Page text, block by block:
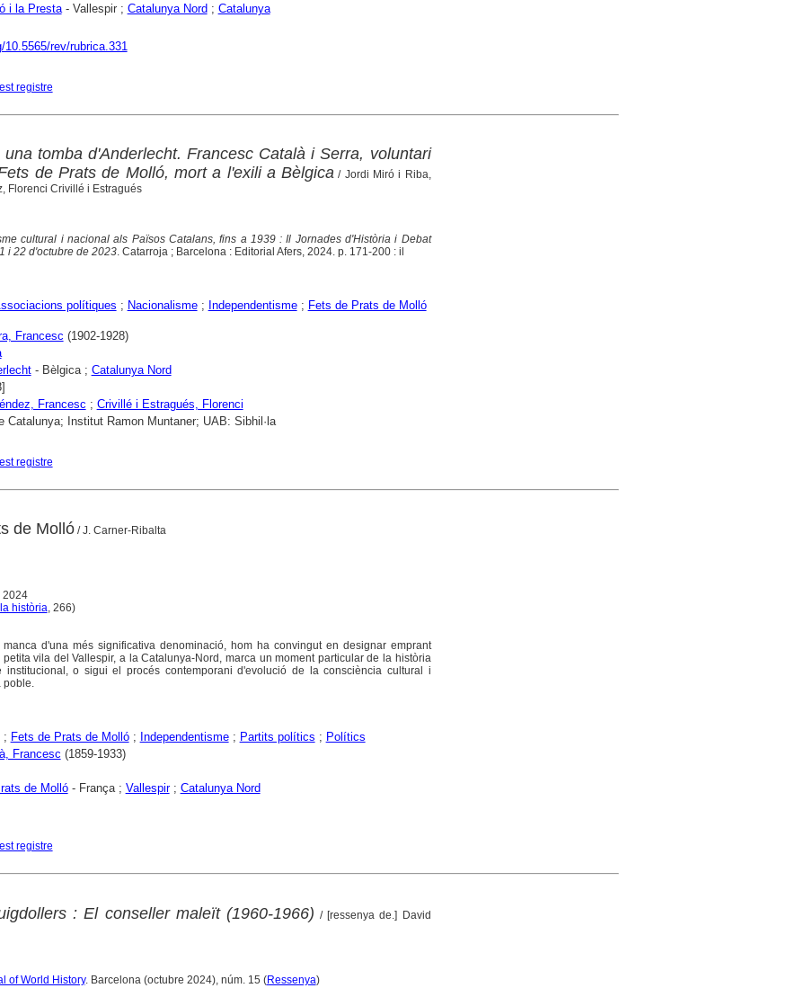
i la Presta- Vallespir ; Catalunya Nord ; Catalunya
10.5565/rev/rubrica.331
registre
tomba d'Anderlecht. Francesc Català i Serra, voluntari
de Prats de Molló, mort a l'exili a Bèlgica / Jordi Miró i Riba,
Florenci Crivillé i Estragués
cultural i nacional als Països Catalans, fins a 1939 : Il Jornades d'Història i Debat
i 22 d'octubre de 2023. Catarroja ; Barcelona : Editorial Afers, 2024. p. 171-200 : il
polítiques ; Nacionalisme; Independentisme; Fets de Prats de Molló
Francesc (1902-1928)
- Bèlgica ; Catalunya Nord
Francesc ; Crivillé i Estragués, Florenci
Catalunya; Institut Ramon Muntaner; UAB: Sibhil·la
registre
de Molló/ J. Carner-Ribalta
2024
història, 266)
d'una més significativa denominació, hom ha convingut en designar emprant
vila del Vallespir, a la Catalunya-Nord, marca un moment particular de la història
institucional, o sigui el procés contemporani d'evolució de la consciència cultural i
poble.
; Fets de Prats de Molló; Independentisme; Partits polítics ; Polítics
Francesc (1859-1933)
de Molló- França ; Vallespir; Catalunya Nord
registre
: El conseller maleït (1960-1966) / [ressenya de.] David
of World History. Barcelona (octubre 2024), núm. 15 (Ressenya)